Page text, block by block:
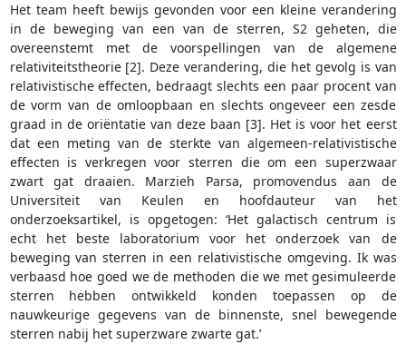
Het team heeft bewijs gevonden voor een kleine verandering
in de beweging van een van de sterren, S2 geheten, die
overeenstemt met de voorspellingen van de algemene
relativiteitstheorie [2]. Deze verandering, die het gevolg is van
relativistische effecten, bedraagt slechts een paar procent van
de vorm van de omloopbaan en slechts ongeveer een zesde
graad in de oriëntatie van deze baan [3]. Het is voor het eerst
dat een meting van de sterkte van algemeen-relativistische
effecten is verkregen voor sterren die om een superzwaar
zwart gat draaien. Marzieh Parsa, promovendus aan de
Universiteit van Keulen en hoofdauteur van het
onderzoeksartikel, is opgetogen: ‘Het galactisch centrum is
echt het beste laboratorium voor het onderzoek van de
beweging van sterren in een relativistische omgeving. Ik was
verbaasd hoe goed we de methoden die we met gesimuleerde
sterren hebben ontwikkeld konden toepassen op de
nauwkeurige gegevens van de binnenste, snel bewegende
sterren nabij het superzware zwarte gat.’